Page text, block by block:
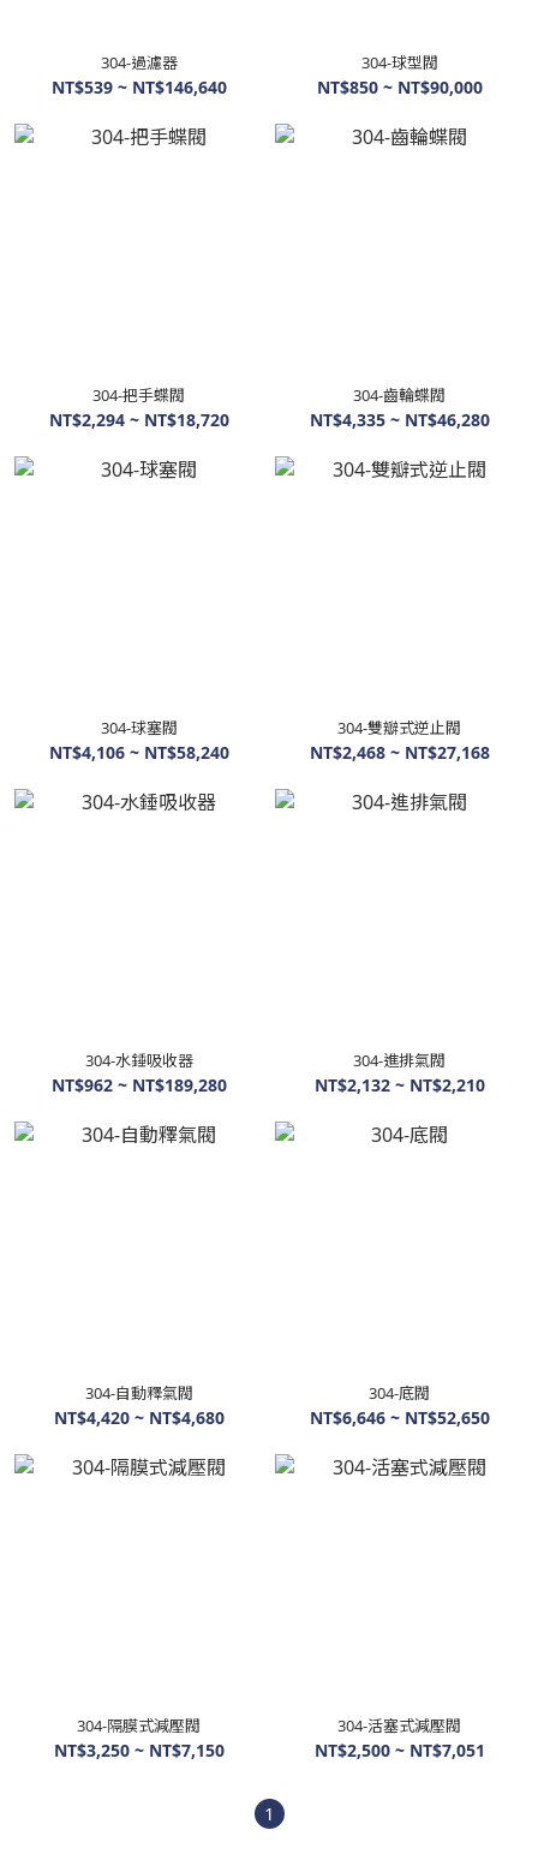
304-過濾器
NT$539 ~ NT$146,640
304-球型閥
NT$850 ~ NT$90,000
304-把手蝶閥
NT$2,294 ~ NT$18,720
304-齒輪蝶閥
NT$4,335 ~ NT$46,280
304-球塞閥
NT$4,106 ~ NT$58,240
304-雙瓣式逆止閥
NT$2,468 ~ NT$27,168
304-水錘吸收器
NT$962 ~ NT$189,280
304-進排氣閥
NT$2,132 ~ NT$2,210
304-自動釋氣閥
NT$4,420 ~ NT$4,680
304-底閥
NT$6,646 ~ NT$52,650
304-隔膜式減壓閥
NT$3,250 ~ NT$7,150
304-活塞式減壓閥
NT$2,500 ~ NT$7,051
1